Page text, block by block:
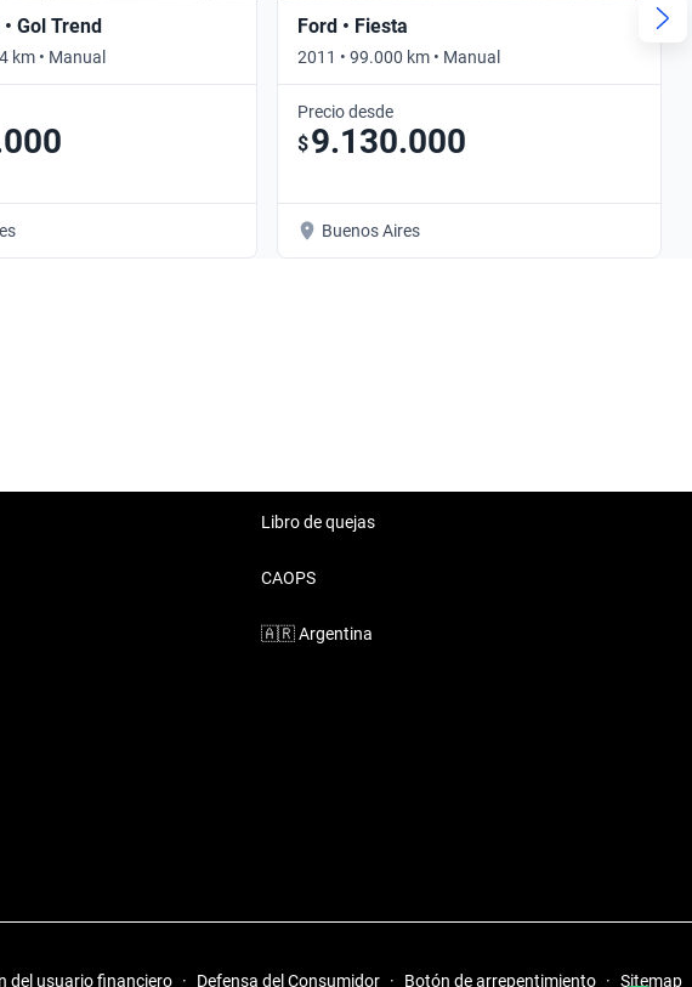
Gol Trend
km • Manual
Ford • Fiesta
2011 • 99.000 km • Manual
Precio desde
$9.130.000
Buenos Aires
Libro de quejas
CAOPS
🇦🇷 Argentina
del usuario financiero · Defensa del Consumidor · Botón de arrepentimiento · Sitemap